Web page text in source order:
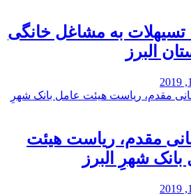
تسیهلات به مشاغل خانگی
البرز
مقدم، ریاست هیئت
شهرِ البرز